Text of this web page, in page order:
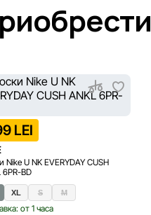
LEI
Nike U NK EVERYDAY CUSH
6PR-BD
XL S M
от 1 часа